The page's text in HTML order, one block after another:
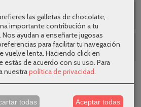
AGOSTO
calidad comodidad
las galletas de chocolate,
importante contribución a tu
ayudan a enseñarte jugosas
para facilitar tu navegación
vuelve lenta. Haciendo click en
estás de acuerdo con su uso. Para
nuestrapolítica de privacidad
todas Aceptar todas